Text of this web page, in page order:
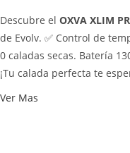
Descubre el OXVA XLIM
de Evolv. ✅ Control de
0 caladas secas. Batería
¡Tu calada perfecta te
Ver Mas